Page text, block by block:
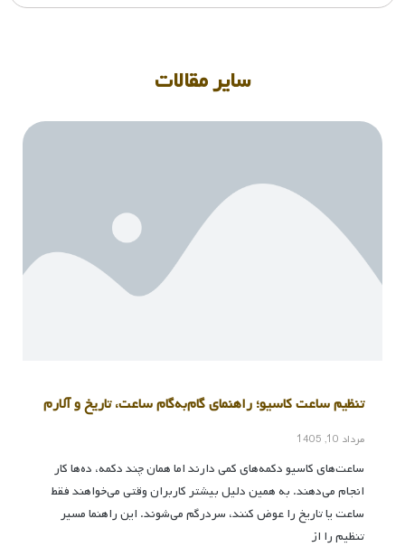
سایر مقالات
تنظیم ساعت کاسیو؛ راهنمای گام‌به‌گام ساعت، تاریخ و آلارم
مرداد 10, 1405
ساعت‌های کاسیو دکمه‌های کمی دارند اما همان چند دکمه، ده‌ها کار
انجام می‌دهند. به همین دلیل بیشتر کاربران وقتی می‌خواهند فقط
ساعت یا تاریخ را عوض کنند، سردرگم می‌شوند. این راهنما مسیر
تنظیم را از